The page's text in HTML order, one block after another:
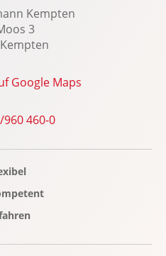
hinten
Kempten
3
Google Maps
960 460-0